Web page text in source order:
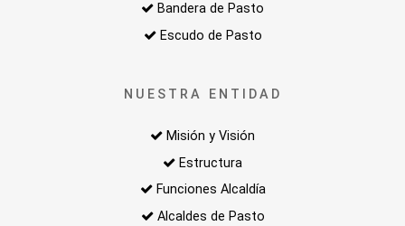
Bandera de Pasto
Escudo de Pasto
NUESTRA ENTIDAD
Misión y Visión
Estructura
Funciones Alcaldía
Alcaldes de Pasto